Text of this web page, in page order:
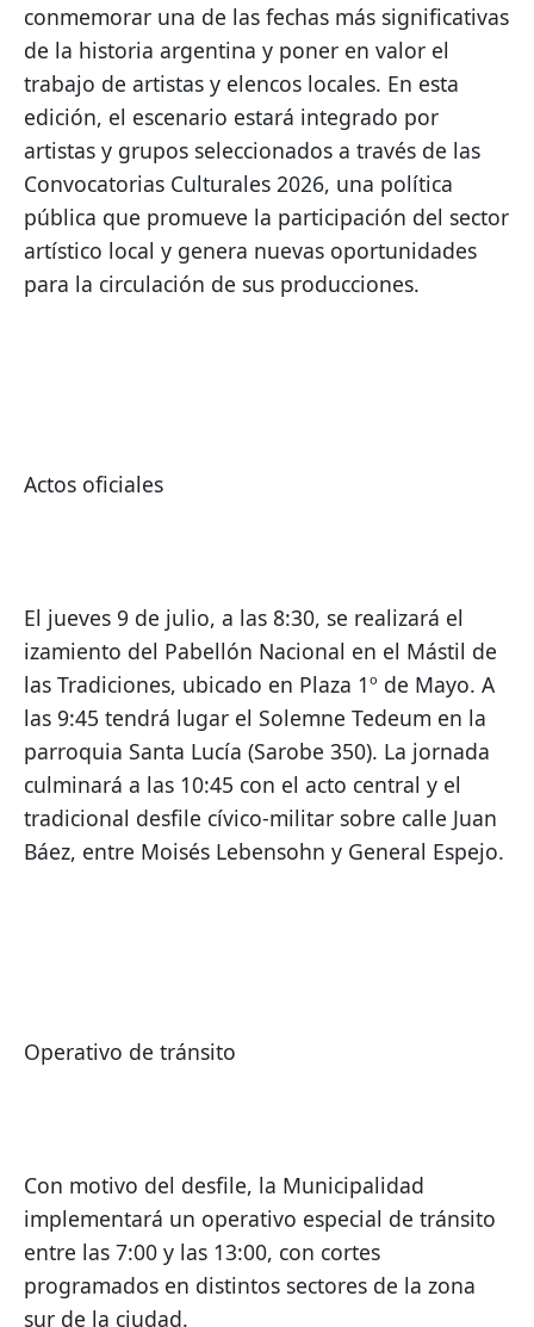
conmemorar una de las fechas más significativas
de la historia argentina y poner en valor el
trabajo de artistas y elencos locales. En esta
edición, el escenario estará integrado por
artistas y grupos seleccionados a través de las
Convocatorias Culturales 2026, una política
pública que promueve la participación del sector
artístico local y genera nuevas oportunidades
para la circulación de sus producciones.
Actos oficiales
El jueves 9 de julio, a las 8:30, se realizará el
izamiento del Pabellón Nacional en el Mástil de
las Tradiciones, ubicado en Plaza 1º de Mayo. A
las 9:45 tendrá lugar el Solemne Tedeum en la
parroquia Santa Lucía (Sarobe 350). La jornada
culminará a las 10:45 con el acto central y el
tradicional desfile cívico-militar sobre calle Juan
Báez, entre Moisés Lebensohn y General Espejo.
Operativo de tránsito
Con motivo del desfile, la Municipalidad
implementará un operativo especial de tránsito
entre las 7:00 y las 13:00, con cortes
programados en distintos sectores de la zona
sur de la ciudad.